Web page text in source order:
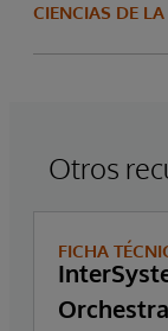
CIENCIAS DE
Otros
FICHA